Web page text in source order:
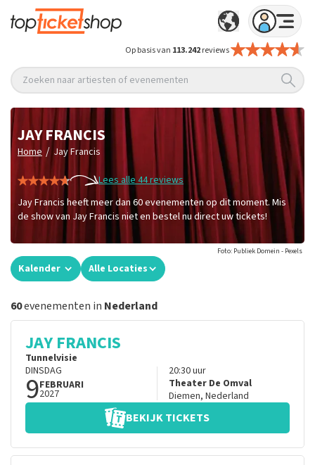
Op basis van 113.242reviews
Zoeken naar artiesten of evenementen
JAY FRANCIS
Home / Jay Francis
Lees alle 44 reviews
Jay Francis heeft meer dan 60 evenementen op dit moment. Mis
de show van Jay Francis niet en bestel nu direct uw tickets!
Foto: Publiek Domein - Pexels
Kalender Alle Locaties
60evenementen in Nederland
JAY FRANCIS
Tunnelvisie
DINSDAG
9FEBRUARI
2027
20:30uur
Theater De Omval
Diemen, Nederland
BEKIJK TICKETS